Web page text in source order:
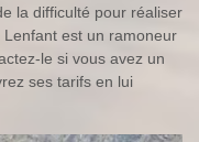
la difficulté pour réaliser
est un ramoneur
le si vous avez un
ses tarifs en lui